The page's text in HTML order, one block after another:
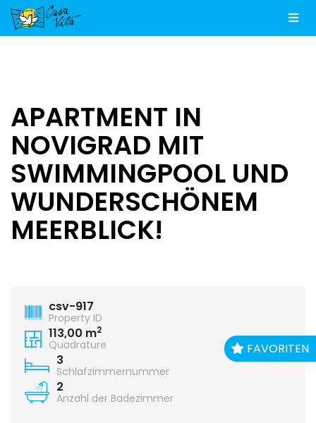
FAVORITEN
APARTMENT IN
NOVIGRAD MIT
SWIMMINGPOOL UND
WUNDERSCHÖNEM
MEERBLICK!
csv-917
Property ID
113,00 m2
Quadrature
3
Schlafzimmernummer
2
Anzahl der Badezimmer